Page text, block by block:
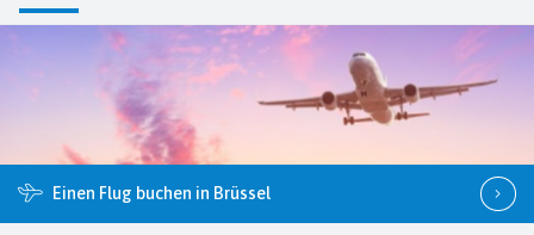
Einen Flug buchen in Brüssel